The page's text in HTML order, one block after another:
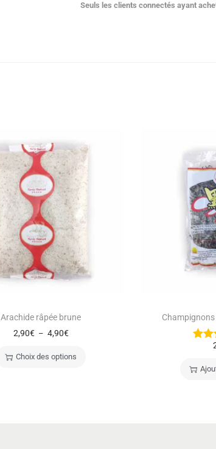
Seuls les clients connectés ayant
Arachide râpée brune
2,90€ – 4,90€
Choix des options